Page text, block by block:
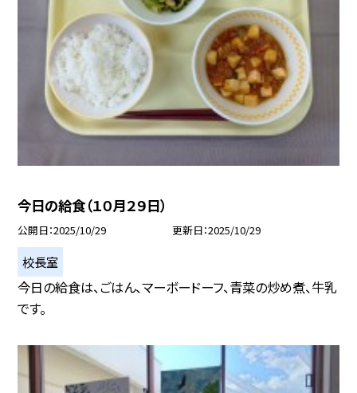
今日の給食（１０月２９日）
公開日 2025/10/29 更新日 2025/10/29
校長室
今日の給食は、ごはん、マーボードーフ、青菜の炒め煮、牛乳
です。